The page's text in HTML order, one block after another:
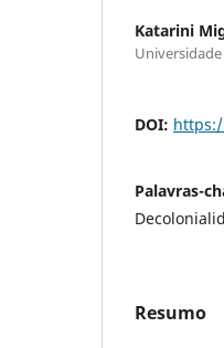
Katarini
DOI:
Palavras-
Resumo